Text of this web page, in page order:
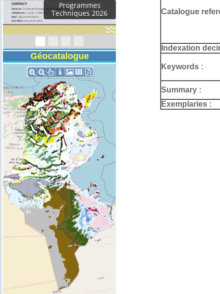
Rapport d'activités
2024
Géocatalogue
Catalogue
Indexation
Keywords :
Summary :
Exemplaries :